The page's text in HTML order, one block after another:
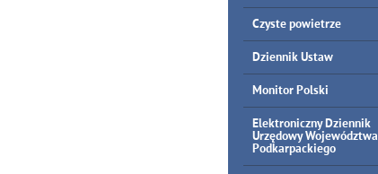
Czyste powietrze
Dziennik Ustaw
Monitor Polski
Elektroniczny Dziennik
Urzędowy Województwa
Podkarpackiego